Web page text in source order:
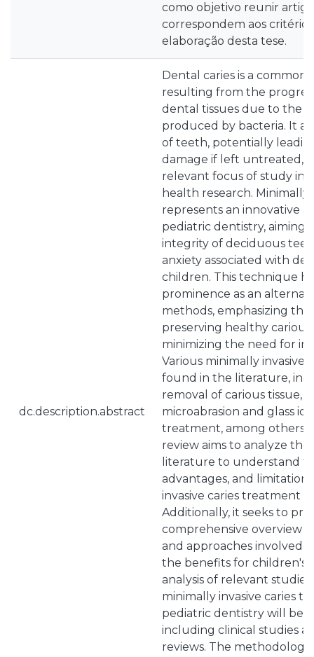
como objetivo reunir
correspondem aos critérios
elaboração desta tese.
dc.description.abstract
Dental caries is a common
resulting from the
dental tissues due to the
produced by bacteria. It
of teeth, potentially
damage if left untreated,
relevant focus of study in
health research.
represents an innovative
pediatric dentistry, aiming
integrity of deciduous
anxiety associated with
children. This technique
prominence as an
methods, emphasizing
preserving healthy carious
minimizing the need for
Various minimally invasive
found in the literature,
removal of carious tissue,
microabrasion and glass
treatment, among others.
review aims to analyze the
literature to understand
advantages, and
invasive caries treatment
Additionally, it seeks to
comprehensive overview
and approaches involved,
the benefits for children's
analysis of relevant
minimally invasive caries
pediatric dentistry will be
including clinical studies
reviews. The